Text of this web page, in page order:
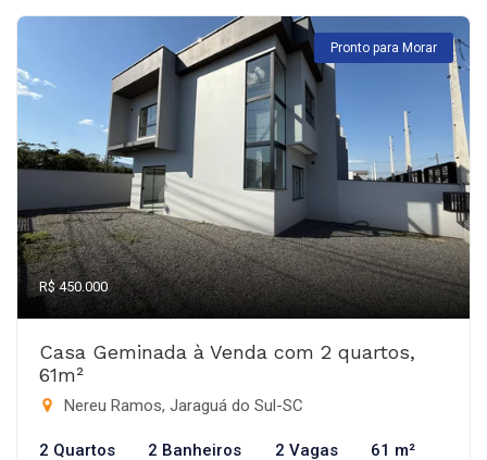
Pronto para Morar
R$ 450.000
Casa Geminada à Venda com 2 quartos,
61m²
Nereu Ramos, Jaraguá do Sul-SC
2 Quartos 2 Banheiros 2 Vagas 61 m²